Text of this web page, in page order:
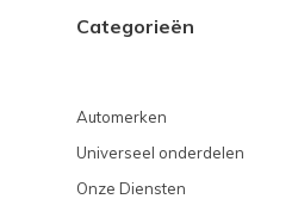
Categorieën
Automerken
Universeel onderdelen
Onze Diensten